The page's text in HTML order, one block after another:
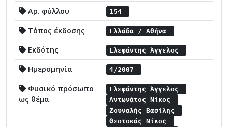
Αρ. φύλλου 154
Τόπος έκδοσης Ελλάδα / Αθήνα
Εκδότης Ελεφάντης Άγγελος
Ημερομηνία 4/2007
Φυσικό πρόσωπο
ως θέμα
Ελεφάντης Άγγελος
Αντωνάτος Νίκος
Ζουναλής Βασίλης
Θεοτοκάς Νίκος